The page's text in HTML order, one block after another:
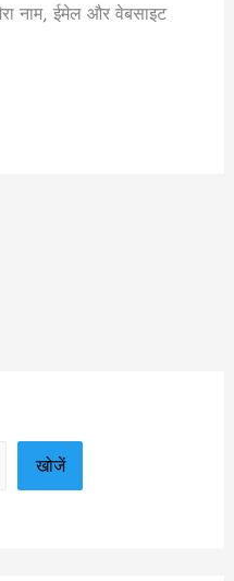
नाम, ईमेल और वेबसाइट
खोजें